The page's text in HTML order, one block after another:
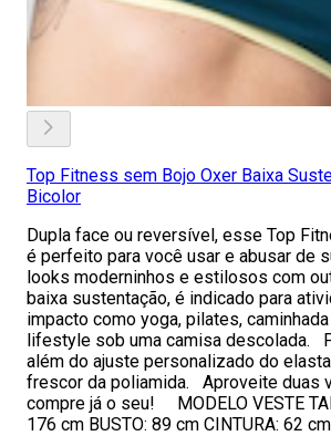
Top Fitness sem Bojo Oxer Baixa
Bicolor
Dupla face ou reversível, esse Top
é perfeito para você usar e abusar de
looks moderninhos e estilosos com
baixa sustentação, é indicado para
impacto como yoga, pilates,
lifestyle sob uma camisa descolada.
além do ajuste personalizado do
frescor da poliamida. Aproveite duas
compre já o seu! MODELO VESTE
176 cm BUSTO: 89 cm CINTURA: 62